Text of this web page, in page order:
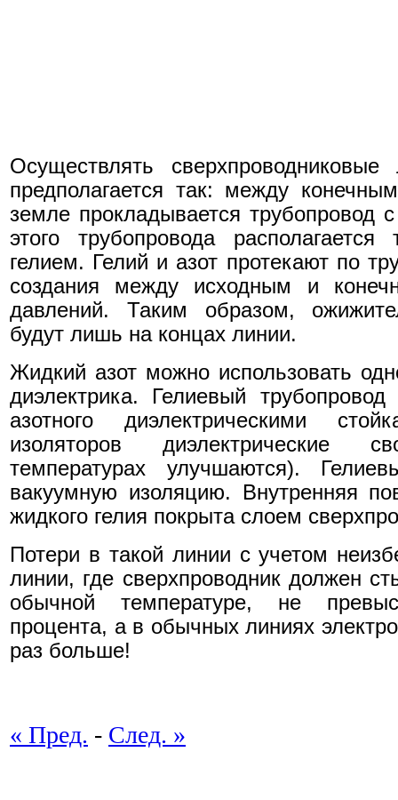
Осуществлять сверхпроводниковые
предполагается так: между
земле прокладывается трубопровод
этого трубопровода
гелием. Гелий и азот протекают по
создания между исходным и
давлений. Таким образом,
будут лишь на концах линии.
Жидкий азот можно использовать
диэлектрика. Гелиевый
азотного диэлектрическими
изоляторов диэлектрические
температурах улучшаются).
вакуумную изоляцию. Внутренняя
жидкого гелия покрыта слоем
Потери в такой линии с учетом
линии, где сверхпроводник должен
обычной температуре, не
процента, а в обычных линиях
раз больше!
« Пред. - След. »